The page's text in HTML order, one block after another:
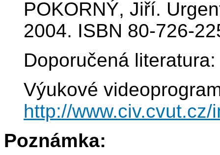
POKORNÝ, Jiří.
2004. ISBN 80-726-
Doporučená literatura:
Výukové
http://
Poznámka: